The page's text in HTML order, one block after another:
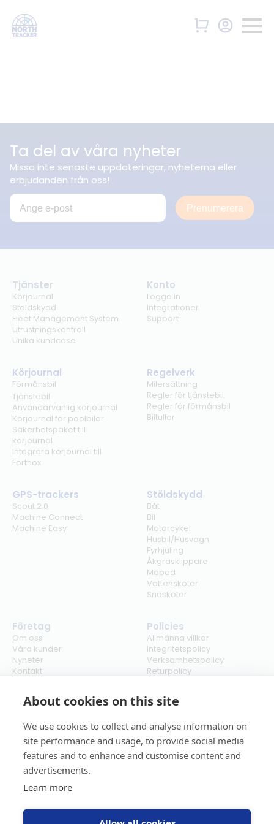
About cookies on this site
We use cookies to collect and analyse information on
site performance and usage, to provide social media
features and to enhance and customise content and
advertisements.
Learn more
Ta del av våra nyheter
Missa inte senaste uppdateringar, nyheterna eller
erbjudanden från oss!
Prenumerera
Tjänster
Körjournal
Stöldskydd
Fleet Management System
Utrustningskontroll
Unika kundcase
Konto
Logga in
Integrationer
Support
Körjournal
Förmånsbil
Tjänstebil
Användarvänlig körjournal
Körjournal för poolbilar
Säkerhetspaket till
körjournal
Integrera körjournal till
Fortnox
Regelverk
Milersättning
Regler för tjänstebil
Regler för förmånsbil
Biltullar
GPS-trackers
Scout 2.0
Machine Connect
Machine Easy
Stöldskydd
Båt
Bil
Motorcykel
Husbil/Husvagn
Fyrhjuling
Åkgräsklippare
Moped
Vattenskoter
Snöskoter
Företag
Om oss
Våra kunder
Nyheter
Kontakt
Policies
Allmänna villkor
Integritetspolicy
Verksamhetspolicy
Returpolicy
Cookies